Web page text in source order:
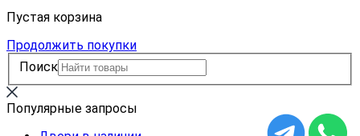
Пустая корзина
Продолжить покупки
Поиск
Популярные запросы